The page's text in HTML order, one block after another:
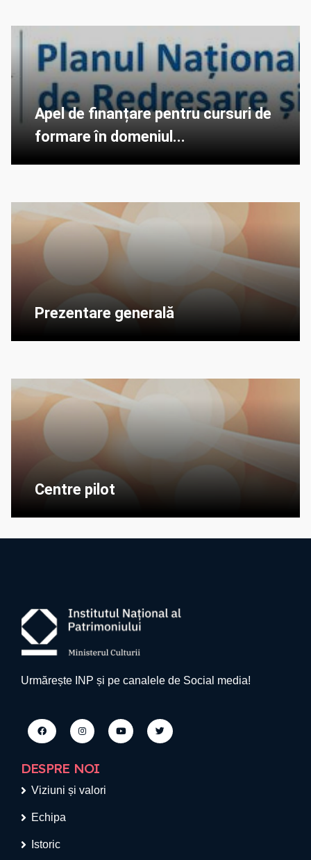
Apel de finanțare pentru cursuri de
formare în domeniul...
Prezentare generală
Centre pilot
Urmărește INP și pe canalele de Social media!
DESPRE NOI
Viziuni și valori
Echipa
Istoric